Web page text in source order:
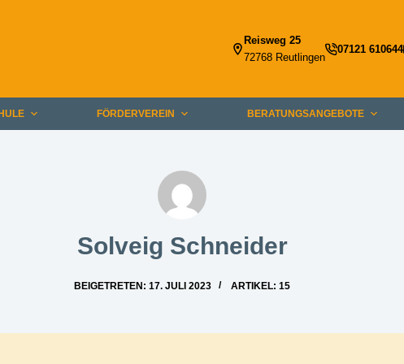
Reisweg 25
72768 Reutlingen
07121 610644
FÖRDERVEREIN BERATUNGSANGEBOTE
Solveig Schneider
BEIGETRETEN: 17. JULI 2023 ARTIKEL: 15